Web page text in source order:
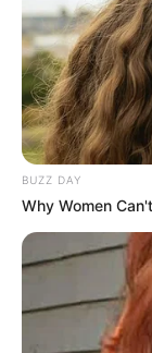
BUZZ DAY
Why Women